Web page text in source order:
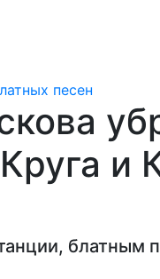
и
блатным